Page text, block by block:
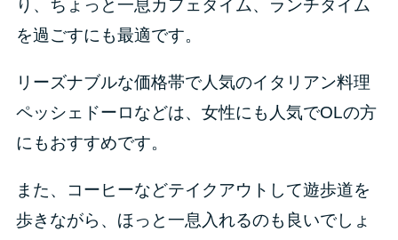
り、ちょっと一息カフェタイム、ランチタイム
を過ごすにも最適です。
リーズナブルな価格帯で人気のイタリアン料理
ペッシェドーロなどは、女性にも人気でOLの方
にもおすすめです。
また、コーヒーなどテイクアウトして遊歩道を
歩きながら、ほっと一息入れるのも良いでしょ